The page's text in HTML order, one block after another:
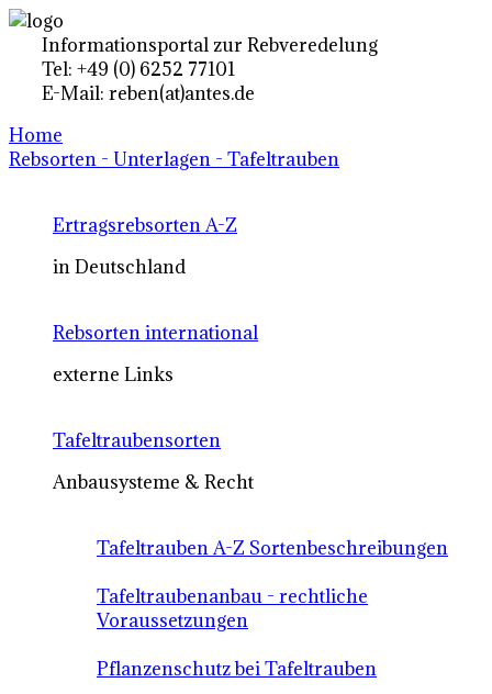
Informationsportal zur Rebveredelung
Tel: +49 (0) 6252 77101
E-Mail: reben(at)antes.de
Home
Rebsorten - Unterlagen - Tafeltrauben
Ertragsrebsorten A-Z
in Deutschland
Rebsorten international
externe Links
Tafeltraubensorten
Anbausysteme & Recht
Tafeltrauben A-Z Sortenbeschreibungen
Tafeltraubenanbau - rechtliche
Voraussetzungen
Pflanzenschutz bei Tafeltrauben